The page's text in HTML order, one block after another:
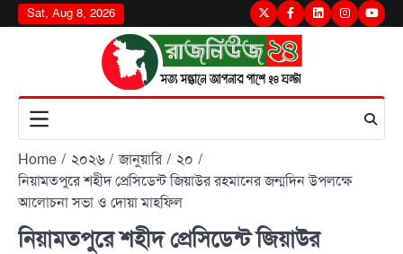
Skip
to
Sat, Aug 8, 2026 TwitterFacebook
LinkedInInstagram
Home ২০২৬ জানুয়ারি
২০
নিয়ামতপুরে শহীদ প্রেসিডেন্ট জিয়াউর রহমানের জন্মদিন উপলক্ষে
আলোচনা সভা ও দোয়া মাহফিল
নিয়ামতপুরে শহীদ প্রেসিডেন্ট জিয়াউর